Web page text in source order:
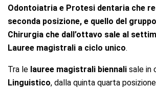
Odontoiatria e Protesi dentaria che
seconda posizione, e quello del
Chirurgia che dall’ottavo sale al
Lauree magistrali a ciclo unico.
Tra le lauree magistrali biennali sale in
Linguistico, dalla quinta quarta